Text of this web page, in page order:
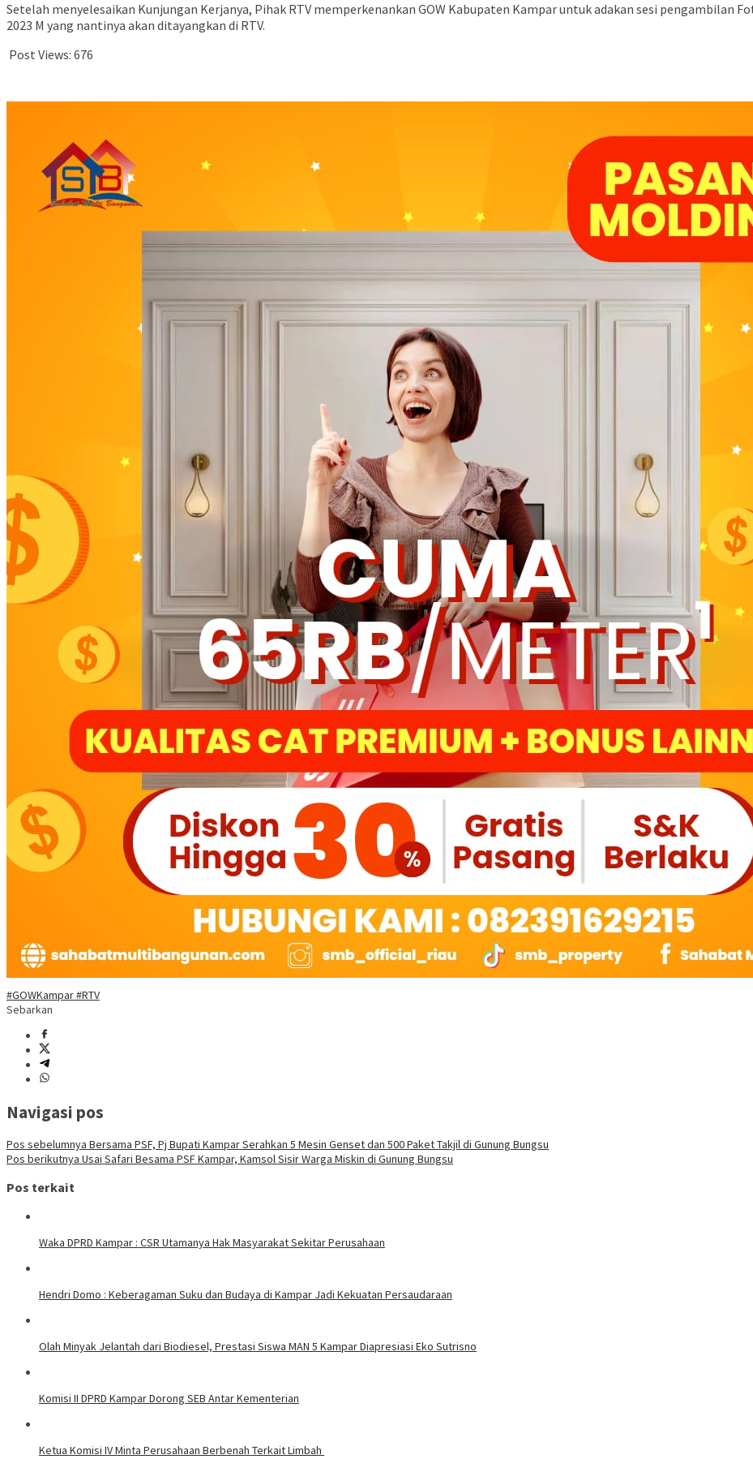
Setelah menyelesaikan Kunjungan Kerjanya, Pihak RTV memperkenankan GOW Kabupaten Kampar untuk adakan sesi pengambilan
2023 M yang nantinya akan ditayangkan di RTV.
Post Views: 676
#GOWKampar #RTV
Sebarkan
Navigasi pos
Pos sebelumnya Bersama PSF, Pj Bupati Kampar Serahkan 5 Mesin Genset dan 500 Paket Takjil di Gunung Bungsu
Pos berikutnya Usai Safari Besama PSF Kampar, Kamsol Sisir Warga Miskin di Gunung Bungsu
Pos terkait
Waka DPRD Kampar : CSR Utamanya Hak Masyarakat Sekitar Perusahaan
Hendri Domo : Keberagaman Suku dan Budaya di Kampar Jadi Kekuatan Persaudaraan
Olah Minyak Jelantah dari Biodiesel, Prestasi Siswa MAN 5 Kampar Diapresiasi Eko Sutrisno
Komisi II DPRD Kampar Dorong SEB Antar Kementerian
Ketua Komisi IV Minta Perusahaan Berbenah Terkait Limbah